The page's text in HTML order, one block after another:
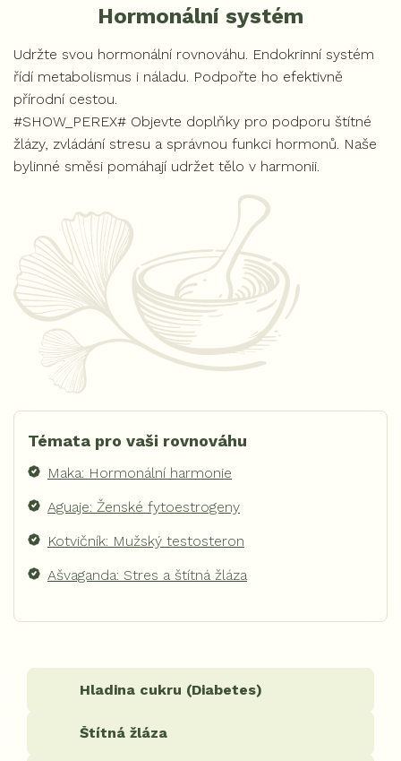
Hormonální systém
Udržte svou hormonální rovnováhu. Endokrinní systém
řídí metabolismus i náladu. Podpořte ho efektivně
přírodní cestou.
#SHOW_PEREX# Objevte doplňky pro podporu štítné
žlázy, zvládání stresu a správnou funkci hormonů. Naše
bylinné směsi pomáhají udržet tělo v harmonii.
Témata pro vaši rovnováhu
Maka: Hormonální harmonie
Aguaje: Ženské fytoestrogeny
Kotvičník: Mužský testosteron
Ašvaganda: Stres a štítná žláza
Hladina cukru (Diabetes)
Štítná žláza